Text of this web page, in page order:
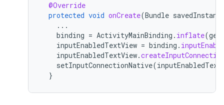
@Override
protected void onCreate(Bundle
...
binding = ActivityMainBinding . inflate(
inputEnabledTextView = binding .
inputEnabledTextView.
setInputConnectionNative(
}